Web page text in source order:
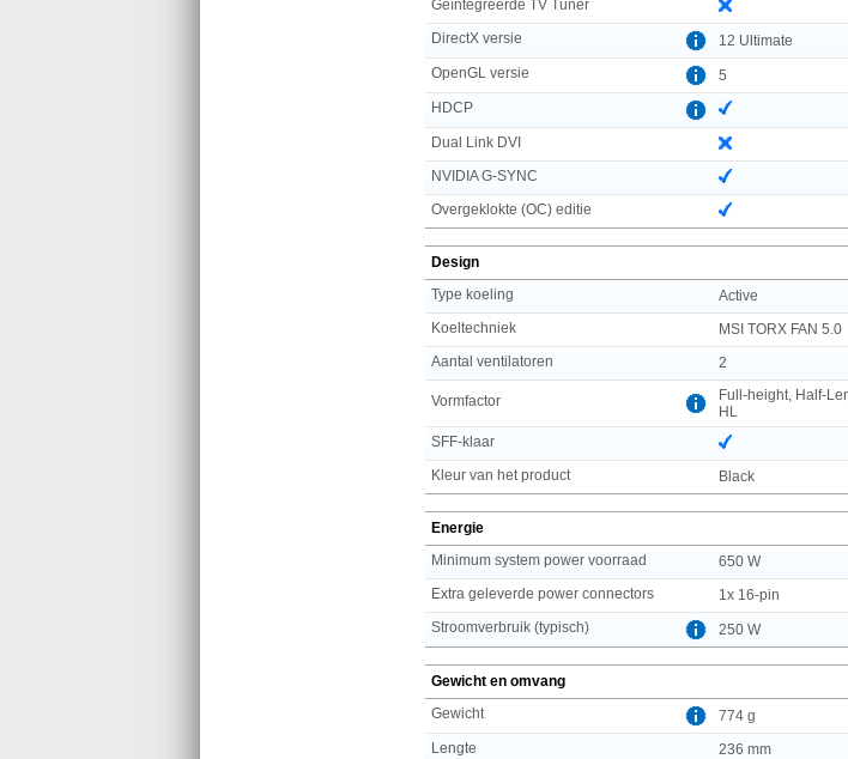
Geïntegreerde TV Tuner
DirectX versie
12 Ultimate
OpenGL versie
5
HDCP
Dual Link DVI
NVIDIA G-SYNC
Overgeklokte (OC) editie
Design
Type koeling
Active
Koeltechniek
MSI TORX FAN 5.0
Aantal ventilatoren
2
Vormfactor
Full-height, Half-
HL
SFF-klaar
Kleur van het product
Black
Energie
Minimum system power voorraad
650 W
Extra geleverde power connectors
1x 16-pin
Stroomverbruik (typisch)
250 W
Gewicht en omvang
Gewicht
774 g
Lengte
236 mm